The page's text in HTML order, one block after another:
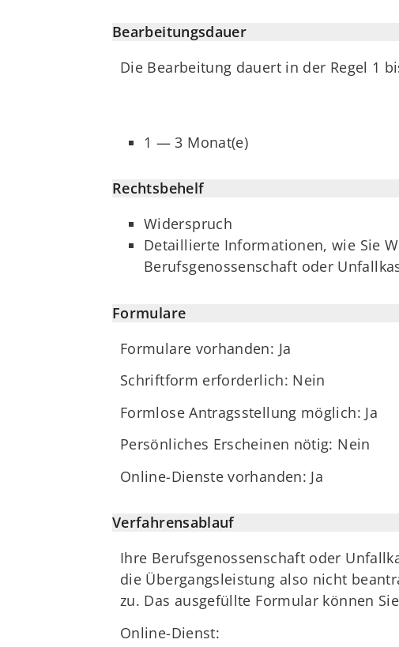
Bearbeitungsdauer
Die Bearbeitung dauert in der Regel 1
1 — 3 Monat(e)
Rechtsbehelf
Widerspruch
Detaillierte Informationen, wie Sie
Berufsgenossenschaft oder
Formulare
Formulare vorhanden: Ja
Schriftform erforderlich: Nein
Formlose Antragsstellung möglich: Ja
Persönliches Erscheinen nötig: Nein
Online-Dienste vorhanden: Ja
Verfahrensablauf
Ihre Berufsgenossenschaft oder
die Übergangsleistung also nicht
zu. Das ausgefüllte Formular können
Online-Dienst: